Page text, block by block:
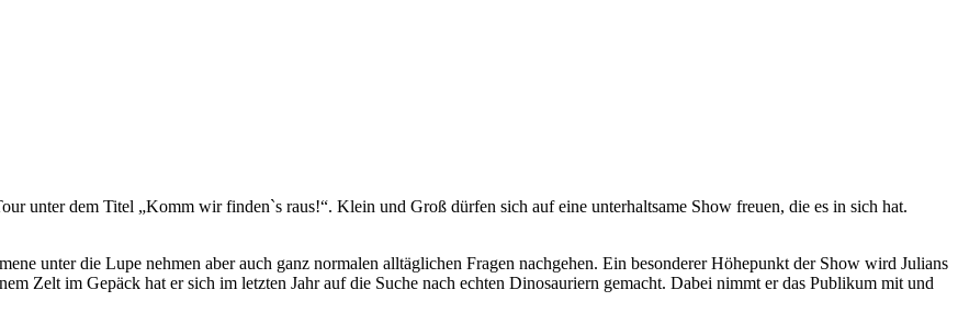
unter dem Titel „Komm wir finden`s raus!“. Klein und Groß dürfen sich auf eine unterhaltsame Show freuen, die es in sich hat.
unter die Lupe nehmen aber auch ganz normalen alltäglichen Fragen nachgehen. Ein besonderer Höhepunkt der Show wird Julians
Zelt im Gepäck hat er sich im letzten Jahr auf die Suche nach echten Dinosauriern gemacht. Dabei nimmt er das Publikum mit und